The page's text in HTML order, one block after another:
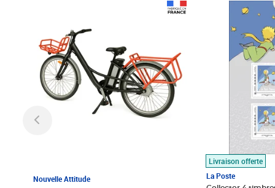
Nouvelle Attitude
Livraison offerte
La Poste
Prix 7,50€